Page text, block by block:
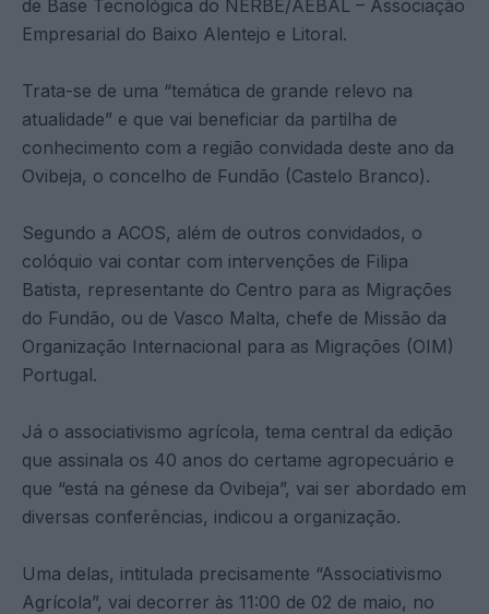
de Base Tecnológica do NERBE/AEBAL – Associação
Empresarial do Baixo Alentejo e Litoral.
Trata-se de uma “temática de grande relevo na
atualidade” e que vai beneficiar da partilha de
conhecimento com a região convidada deste ano da
Ovibeja, o concelho de Fundão (Castelo Branco).
Segundo a ACOS, além de outros convidados, o
colóquio vai contar com intervenções de Filipa
Batista, representante do Centro para as Migrações
do Fundão, ou de Vasco Malta, chefe de Missão da
Organização Internacional para as Migrações (OIM)
Portugal.
Já o associativismo agrícola, tema central da edição
que assinala os 40 anos do certame agropecuário e
que “está na génese da Ovibeja”, vai ser abordado em
diversas conferências, indicou a organização.
Uma delas, intitulada precisamente “Associativismo
Agrícola”, vai decorrer às 11:00 de 02 de maio, no